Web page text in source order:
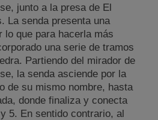
junto a la presa de El
La senda presenta una
lo que para hacerla más
una serie de tramos
Partiendo del mirador de
la senda asciende por la
de su mismo nombre, hasta
donde finaliza y conecta
5. En sentido contrario, al